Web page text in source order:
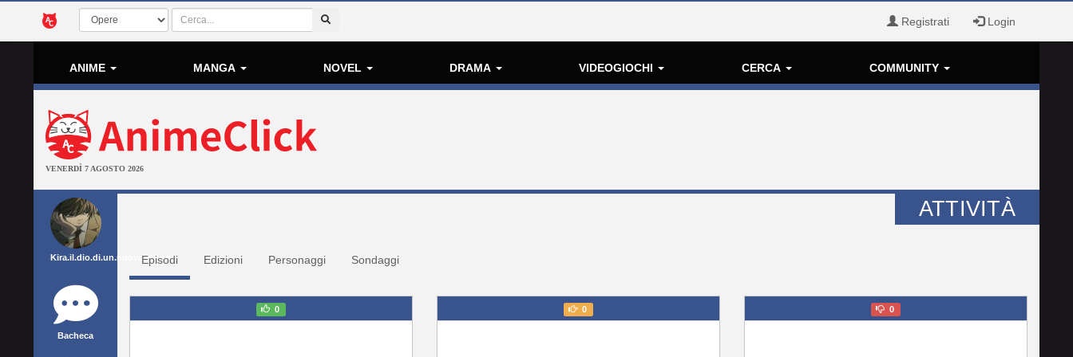
Registrati Login
ANIME MANGA NOVEL DRAMA VIDEOGIOCHI CERCA COMMUNITY
VENERDÌ 7 AGOSTO 2026
Kira.il.dio.di.un.nuovo.mondo
Bacheca
ATTIVITÀ
Episodi Edizioni Personaggi Sondaggi
0 0 0